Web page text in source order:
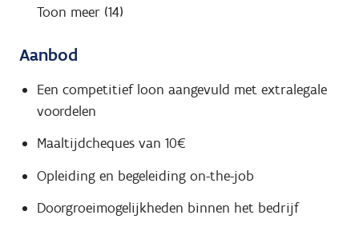
Toon meer (14)
Aanbod
Een competitief loon aangevuld met extralegale
voordelen
Maaltijdcheques van 10€
Opleiding en begeleiding on-the-job
Doorgroeimogelijkheden binnen het bedrijf